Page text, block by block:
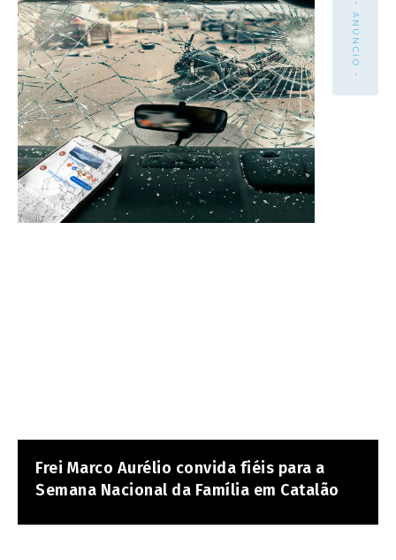
- ANÚNCIO -
Frei Marco Aurélio convida fiéis para a
Semana Nacional da Família em Catalão